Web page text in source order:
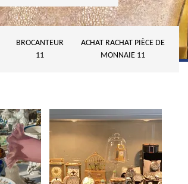
BROCANTEUR
11
ACHAT RACHAT PIÈCE DE
MONNAIE 11